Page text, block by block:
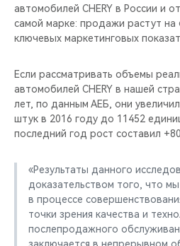
автомобилей CHERY в России и
самой марке: продажи растут на
ключевых маркетинговых
Если рассматривать объемы
автомобилей CHERY в нашей
лет, по данным АЕБ, они
штук в 2016 году до 11452
последний год рост составил
«Результаты данного
доказательством того, что
в процессе
точки зрения качества и
послепродажного